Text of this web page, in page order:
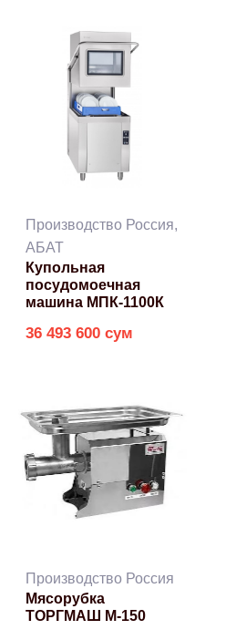
Производство Россия,
АБАТ
Купольная
посудомоечная
машина МПК-1100К
36 493 600 сум
Производство Россия
Мясорубка
ТОРГМАШ М-150